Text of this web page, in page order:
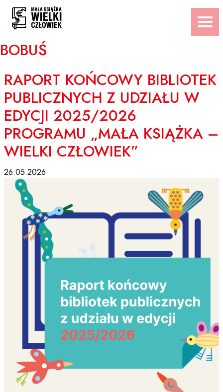
Przejdź
treści
BOBUŚ
RAPORT KOŃCOWY BIBLIOTEK
PUBLICZNYCH Z UDZIAŁU W
EDYCJI 2025/2026
PROGRAMU „MAŁA KSIĄŻKA –
WIELKI CZŁOWIEK”
26.05.2026